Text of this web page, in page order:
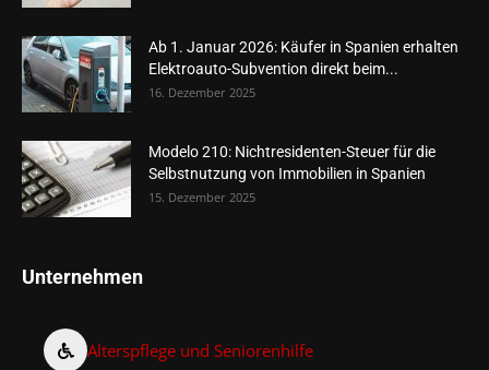
Ab 1. Januar 2026: Käufer in Spanien erhalten
Elektroauto-Subvention direkt beim...
16. Dezember 2025
Modelo 210: Nichtresidenten-Steuer für die
Selbstnutzung von Immobilien in Spanien
15. Dezember 2025
Unternehmen
Alterspflege und Seniorenhilfe